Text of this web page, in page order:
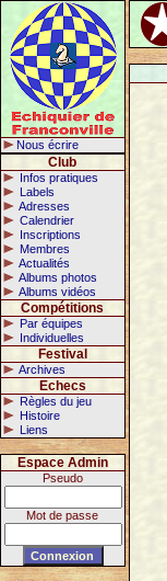
Nous écrire
Club
Infos pratiques
Labels
Adresses
Calendrier
Inscriptions
Membres
Actualités
Albums photos
Albums vidéos
Compétitions
Par équipes
Individuelles
Festival
Archives
Echecs
Règles du jeu
Histoire
Liens
Espace Admin
Pseudo
Mot de passe